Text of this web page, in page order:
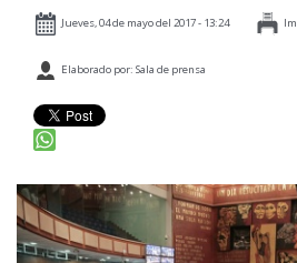
FISCALIZAMOS
PRENSA
PARTICIPACIÓN
RELACIONES INTERNACIONALES
AGENDA
Jueves, 04 de mayo del 2017 - 13:24
Elaborado por: Sala de prensa